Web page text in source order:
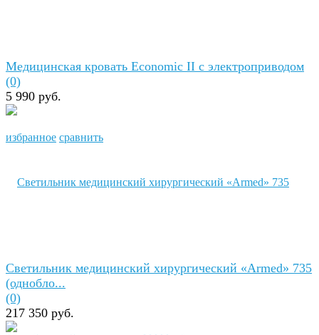
избранное сравнить
Медицинская кровать Economic II с электроприводом
(0)
5 990 руб.
Светильник медицинский хирургический «Armed» 735
(однобло...
(0)
217 350 руб.